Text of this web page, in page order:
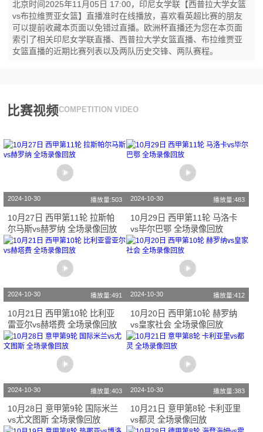
北京时间2025年11月05日 17:00，印尼女学联【西普拉大学女篮
vs布拉维贾亚女篮】直播准时在线播放，喜欢看英超比赛的朋友
可以提前收藏本页面以免错过直播。欧洲杯直播还为您在本页面
索引了相关印尼女学联直播、西普拉大学女篮直播、布拉维贾亚
女篮直播的近期比赛列表以及两队历史交锋、两队赛程。
比赛视频COMPETITION VIDEO
2024-10-30 播放量:503
10月27日 西甲第11轮 拉斯帕
尔马斯vs赫罗纳 全场录像回放
2024-10-30 播放量:483
10月29日 西甲第11轮 马洛卡
vs毕尔巴鄂 全场录像回放
2024-10-30 播放量:491
10月21日 西甲第10轮 比利亚
雷亚尔vs赫塔费 全场录像回放
2024-10-30 播放量:412
10月20日 西甲第10轮 赫罗纳
vs皇家社会 全场录像回放
2024-10-30 播放量:403
10月28日 意甲第9轮 国际米兰
vs尤文图斯 全场录像回放
2024-10-30 播放量:383
10月21日 意甲第8轮 卡利亚里
vs都灵 全场录像回放